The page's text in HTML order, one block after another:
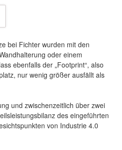
bei Fichter wurden mit den
oder einem
ebenfalls der „Footprint“, also
nur wenig größer ausfällt als
und zwischenzeitlich über zwei
des eingeführten
von Industrie 4.0